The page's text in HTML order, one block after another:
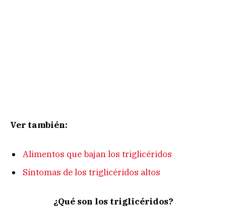
Ver también:
Alimentos que bajan los triglicéridos
Síntomas de los triglicéridos altos
¿Qué son los triglicéridos?